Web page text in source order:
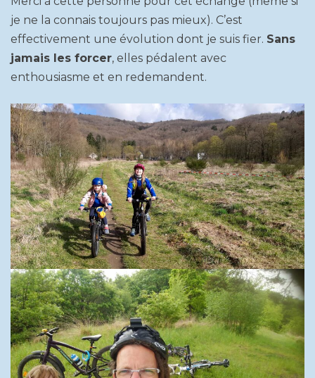
je ne la connais toujours pas mieux). C’est
effectivement une évolution dont je suis fier. Sans
jamais les forcer, elles pédalent avec
enthousiasme et en redemandent.